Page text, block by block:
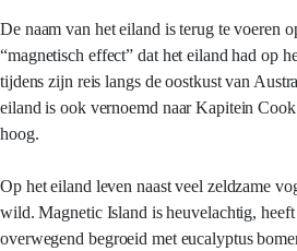
De naam van het eiland is terug te voeren
“magnetisch effect” dat het eiland had op
tijdens zijn reis langs de oostkust van
eiland is ook vernoemd naar Kapitein
hoog.
Op het eiland leven naast veel zeldzame
wild. Magnetic Island is heuvelachtig, heeft
overwegend begroeid met eucalyptus